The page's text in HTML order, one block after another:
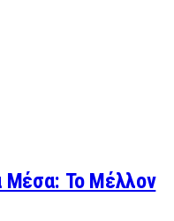
Μέσα: Το Μέλλον